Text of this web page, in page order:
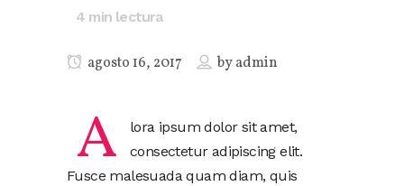
4 min lectura
agosto 16, 2017 byadmin
A
lora ipsum dolor sit amet,
consectetur adipiscing elit.
Fusce malesuada quam diam, quis